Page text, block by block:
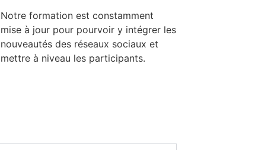
Notre formation est constamment
mise à jour pour pourvoir y intégrer les
nouveautés des réseaux sociaux et
mettre à niveau les participants.